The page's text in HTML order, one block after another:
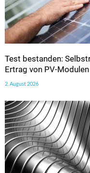
Test bestanden:
Ertrag von PV-
2. August 2026